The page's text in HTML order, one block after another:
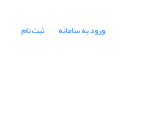
ورود به سامانه ثبت نام